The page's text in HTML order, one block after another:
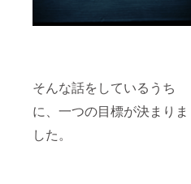
そんな話をしているうち
に、一つの目標が決まりま
した。